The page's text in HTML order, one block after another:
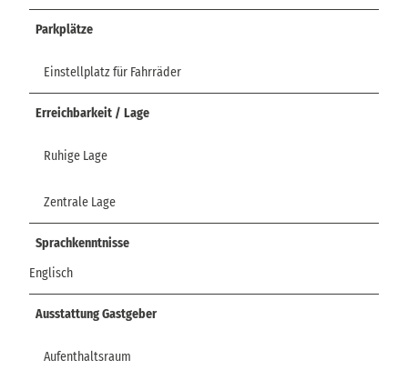
Parkplätze
Einstellplatz für Fahrräder
Erreichbarkeit / Lage
Ruhige Lage
Zentrale Lage
Sprachkenntnisse
Englisch
Ausstattung Gastgeber
Aufenthaltsraum